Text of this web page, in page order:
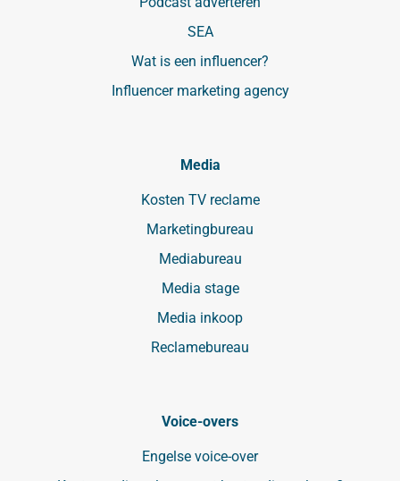
SEA
Wat is een influencer?
Influencer marketing agency
Media
Kosten TV reclame
Marketingbureau
Mediabureau
Media stage
Media inkoop
Reclamebureau
Voice-overs
Engelse voice-over